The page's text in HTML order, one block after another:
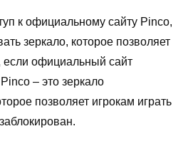
к официальному сайту Pinco,
зеркало, которое позволяет
если официальный сайт
– это зеркало
позволяет игрокам играть